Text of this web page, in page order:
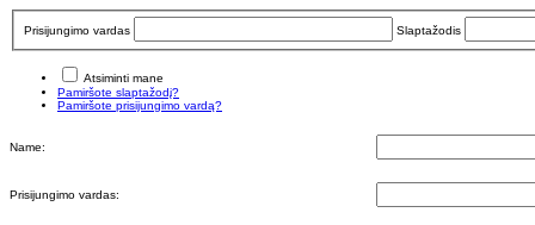
Prisijungimo vardas Slaptažodis
Atsiminti mane
Pamiršote slaptažodį?
Pamiršote prisijungimo vardą?
Name:
Prisijungimo vardas: